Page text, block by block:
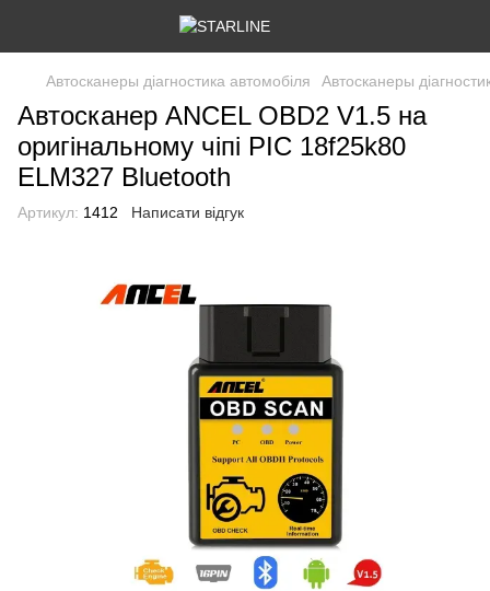
Автосканеры діагностика автомобіля Автосканеры
Автосканер ANCEL OBD2 V1.5 на
оригінальному чіпі PIC 18f25k80
ELM327 Bluetooth
Артикул: 1412 Написати відгук